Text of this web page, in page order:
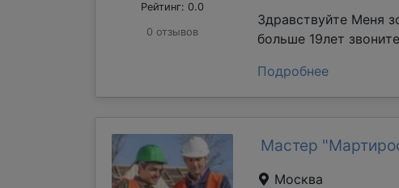
Рейтинг: 0.0
0 отзывов
Здравствуйте Меня
больше 19лет
Подробнее
Мастер
Москва